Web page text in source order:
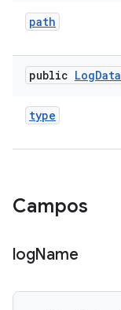
path
public LogData
type
Campos
logName